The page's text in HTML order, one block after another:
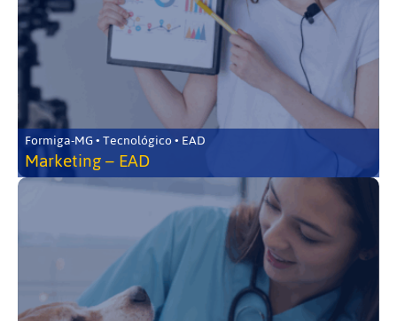
Formiga-MG • Tecnológico • EAD
Marketing – EAD